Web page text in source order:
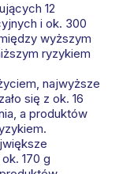
12
i ok. 300
wyższym
ryzykiem
najwyższe
się z ok. 16
a produktów
170 g